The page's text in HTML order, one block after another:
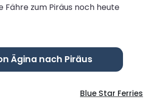
Fähre zum Piräus noch heute
Ägina nach Piräus
Blue Star Ferries